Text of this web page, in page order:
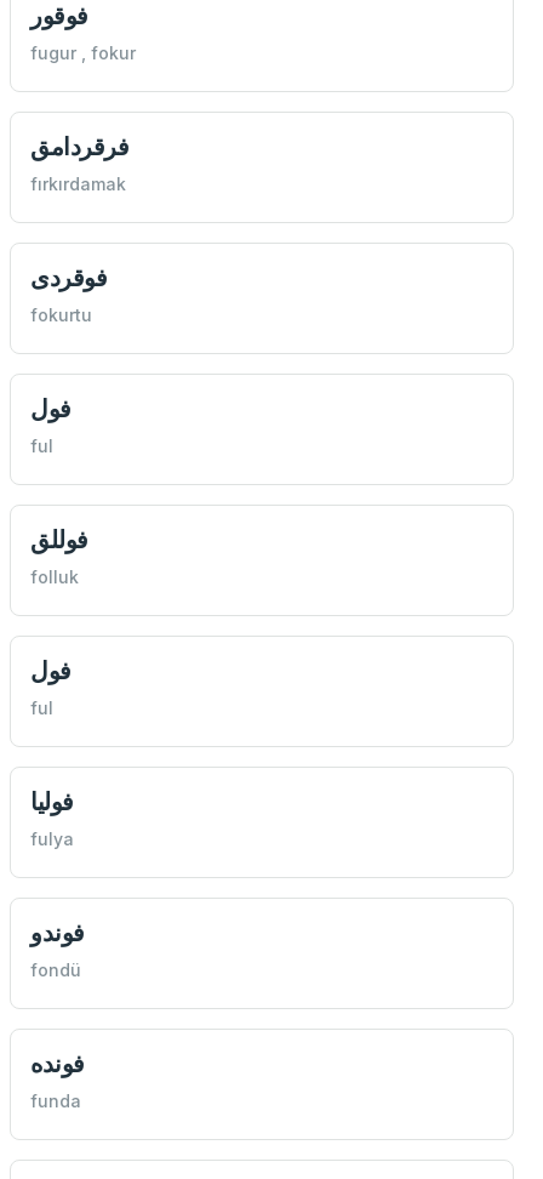
فوقور
fugur , fokur
فرقردامق
fırkırdamak
فوقردی
fokurtu
فول
ful
فوللق
folluk
فول
ful
فوليا
fulya
فوندو
fondü
فونده
funda